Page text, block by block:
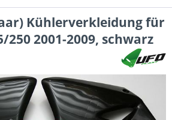
Kühlerverkleidung für
250 2001-2009, schwarz